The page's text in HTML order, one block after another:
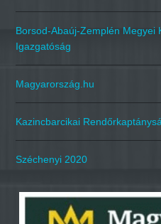
Borsod-Abaúj-Zemplén Megyei
Igazgatóság
Magyarország.hu
Kazincbarcikai
Széchenyi 2020